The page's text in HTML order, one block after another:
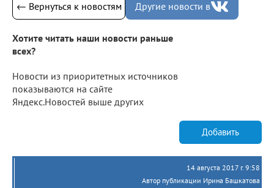
← Вернуться к новостям Другие новости в
Хотите читать наши новости раньше
всех?
Новости из приоритетных источников
показываются на сайте
Яндекс.Новостей выше других
Добавить
14 августа 2017 г. 9:58
Автор публикации Ирина Башкатова